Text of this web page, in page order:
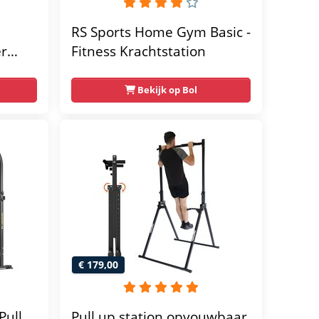
RS Sports Home Gym Basic -
Fitness Krachtstation
Bekijk op Bol
€ 179,00